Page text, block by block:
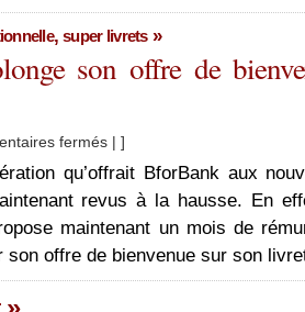
livret
en
,super livrets»
son offre de
ferméssur
prolonge
son
offre
de
| ]
qu’offrait BforBank aux
revus à la hausse. En
maintenant un mois de
son offre de bienvenue sur son